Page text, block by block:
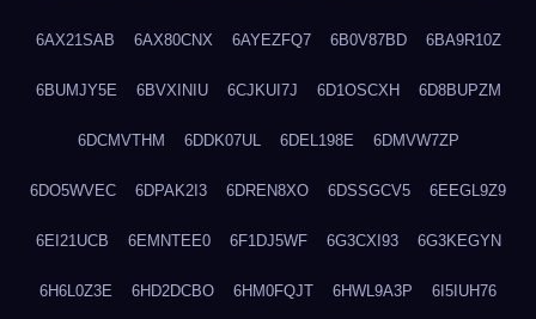
6AX21SAB 6AX80CNX 6AYEZFQ7 6B0V87BD 6BA9R10Z
6BUMJY5E 6BVXINIU 6CJKUI7J 6D1OSCXH 6D8BUPZM
6DCMVTHM 6DDK07UL 6DEL198E 6DMVW7ZP
6DO5WVEC 6DPAK2I3 6DREN8XO 6DSSGCV5 6EEGL9Z9
6EI21UCB 6EMNTEE0 6F1DJ5WF 6G3CXI93 6G3KEGYN
6H6L0Z3E 6HD2DCBO 6HM0FQJT 6HWL9A3P 6I5IUH76